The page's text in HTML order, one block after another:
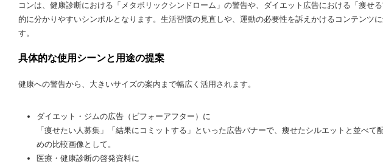
コンは、健康診断における「メタボリックシンドローム」の警告や、ダイエット広告における「痩せ
的に分かりやすいシンボルとなります。生活習慣の見直しや、運動の必要性を訴えかけるコンテンツ
す。
具体的な使用シーンと用途の提案
健康への警告から、大きいサイズの案内まで幅広く活用されます。
ダイエット・ジムの広告（ビフォーアフター）に
「痩せたい人募集」「結果にコミットする」といった広告バナーで、痩せたシルエットと並べて
めの比較画像として。
医療・健康診断の啓発資料に